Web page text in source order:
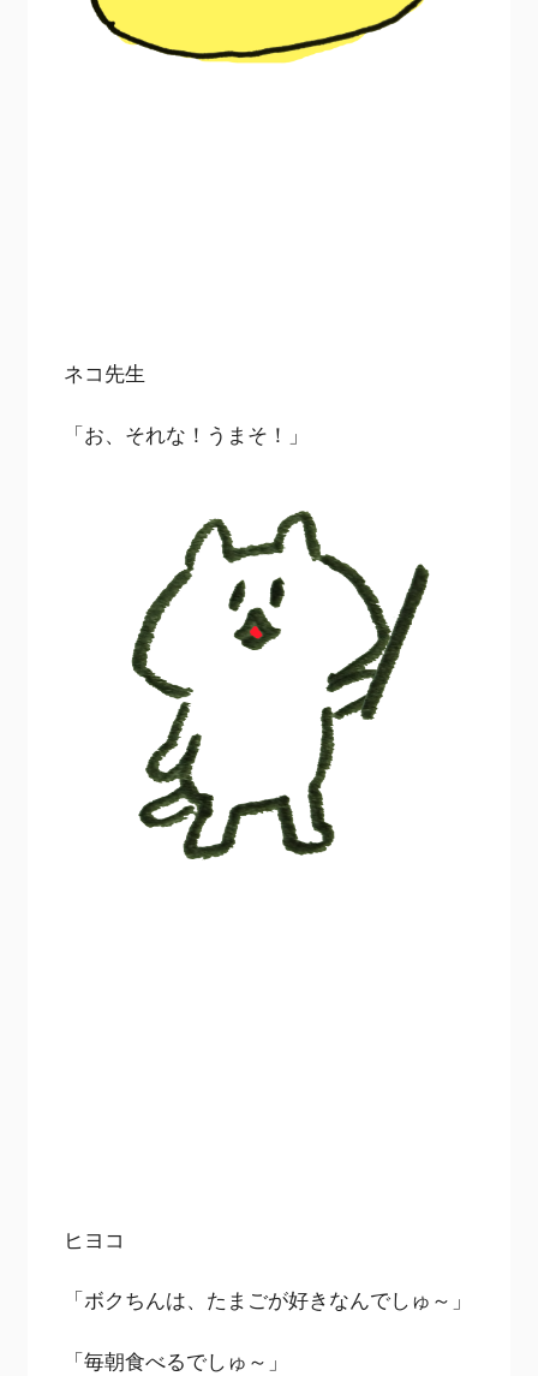
ネコ先生
「お、それな！うまそ！」
ヒヨコ
「ボクちんは、たまごが好きなんでしゅ～」
「毎朝食べるでしゅ～」